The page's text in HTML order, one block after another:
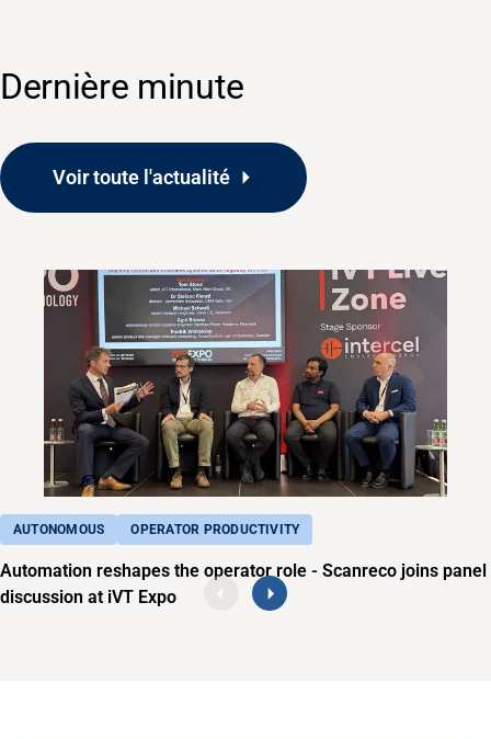
Dernière minute
Voir toute l'actualité
AUTONOMOUS OPERATOR PRODUCTIVITY
Automation reshapes the operator role - Scanreco joins panel
discussion at iVT Expo